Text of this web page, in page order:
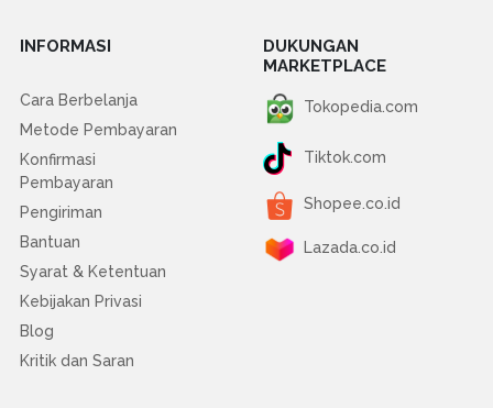
INFORMASI
Cara Berbelanja
Metode Pembayaran
Konfirmasi
Pembayaran
Pengiriman
Bantuan
Syarat & Ketentuan
Kebijakan Privasi
Blog
Kritik dan Saran
DUKUNGAN
MARKETPLACE
Tokopedia.com
Tiktok.com
Shopee.co.id
Lazada.co.id